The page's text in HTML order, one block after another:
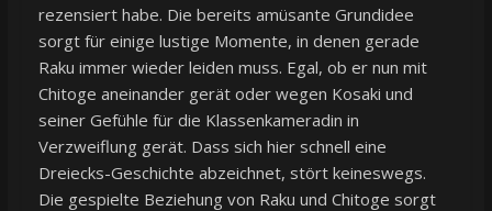
rezensiert habe. Die bereits amüsante Grundidee
sorgt für einige lustige Momente, in denen gerade
Raku immer wieder leiden muss. Egal, ob er nun mit
Chitoge aneinander gerät oder wegen Kosaki und
seiner Gefühle für die Klassenkameradin in
Verzweiflung gerät. Dass sich hier schnell eine
Dreiecks-Geschichte abzeichnet, stört keineswegs.
Die gespielte Beziehung von Raku und Chitoge sorgt